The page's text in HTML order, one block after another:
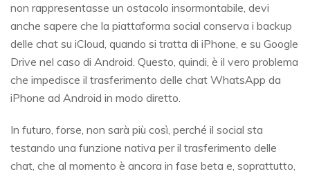
non rappresentasse un ostacolo insormontabile, devi
anche sapere che la piattaforma social conserva i backup
delle chat su iCloud, quando si tratta di iPhone, e su Google
Drive nel caso di Android. Questo, quindi, è il vero problema
che impedisce il trasferimento delle chat WhatsApp da
iPhone ad Android in modo diretto.
In futuro, forse, non sarà più così, perché il social sta
testando una funzione nativa per il trasferimento delle
chat, che al momento è ancora in fase beta e, soprattutto,